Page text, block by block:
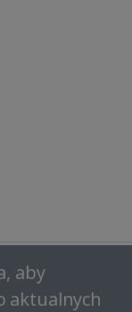
aby
aktualnych